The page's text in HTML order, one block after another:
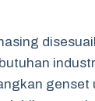
genset